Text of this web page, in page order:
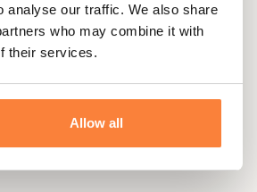
analyse our traffic. We also share
who may combine it with
their services.
Allow all